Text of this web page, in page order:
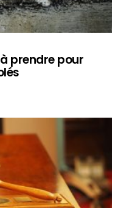
prendre pour